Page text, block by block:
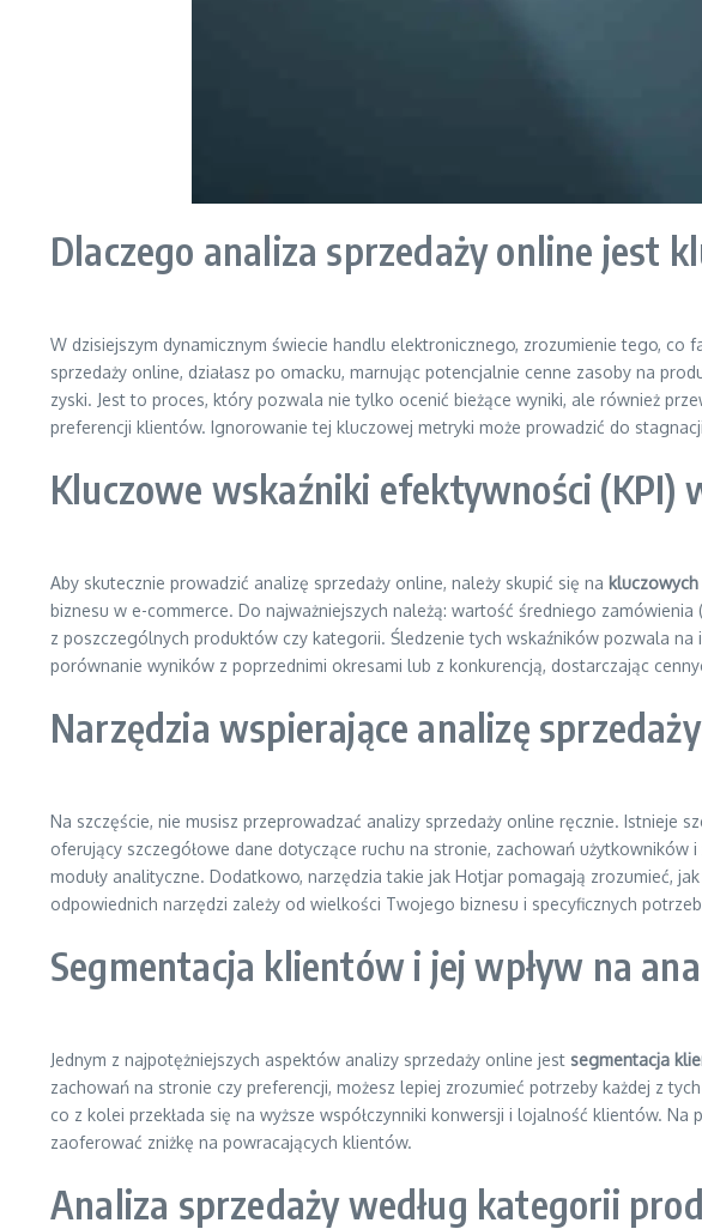
Dlaczego analiza sprzedaży online jest
W dzisiejszym dynamicznym świecie handlu elektronicznego, zrozumienie tego,
sprzedaży online, działasz po omacku, marnując potencjalnie cenne zasoby na
zyski. Jest to proces, który pozwala nie tylko ocenić bieżące wyniki, ale również
preferencji klientów. Ignorowanie tej kluczowej metryki może prowadzić do
Kluczowe wskaźniki efektywności (KPI)
Aby skutecznie prowadzić analizę sprzedaży online, należy skupić się na kluczowych
biznesu w e-commerce. Do najważniejszych należą: wartość średniego
z poszczególnych produktów czy kategorii. Śledzenie tych wskaźników pozwala
porównanie wyników z poprzednimi okresami lub z konkurencją, dostarczając
Narzędzia wspierające analizę
Na szczęście, nie musisz przeprowadzać analizy sprzedaży online ręcznie. Istnieje
oferujący szczegółowe dane dotyczące ruchu na stronie, zachowań
moduły analityczne. Dodatkowo, narzędzia takie jak Hotjar pomagają zrozumieć,
odpowiednich narzędzi zależy od wielkości Twojego biznesu i specyficznych
Segmentacja klientów i jej wpływ na
Jednym z najpotężniejszych aspektów analizy sprzedaży online jest segmentacja
zachowań na stronie czy preferencji, możesz lepiej zrozumieć potrzeby każdej z
co z kolei przekłada się na wyższe współczynniki konwersji i lojalność klientów.
zaoferować zniżkę na powracających klientów.
Analiza sprzedaży według kategorii